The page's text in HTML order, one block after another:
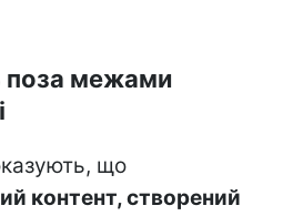
поза межами
що
контент, створений